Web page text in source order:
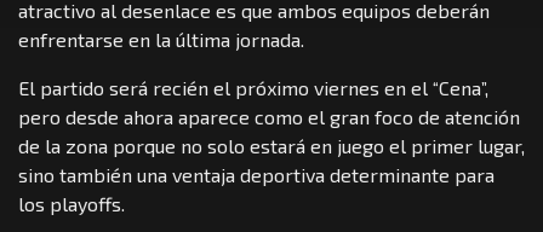
atractivo al desenlace es que ambos equipos deberán
enfrentarse en la última jornada.
El partido será recién el próximo viernes en el “Cena”,
pero desde ahora aparece como el gran foco de atención
de la zona porque no solo estará en juego el primer lugar,
sino también una ventaja deportiva determinante para
los playoffs.